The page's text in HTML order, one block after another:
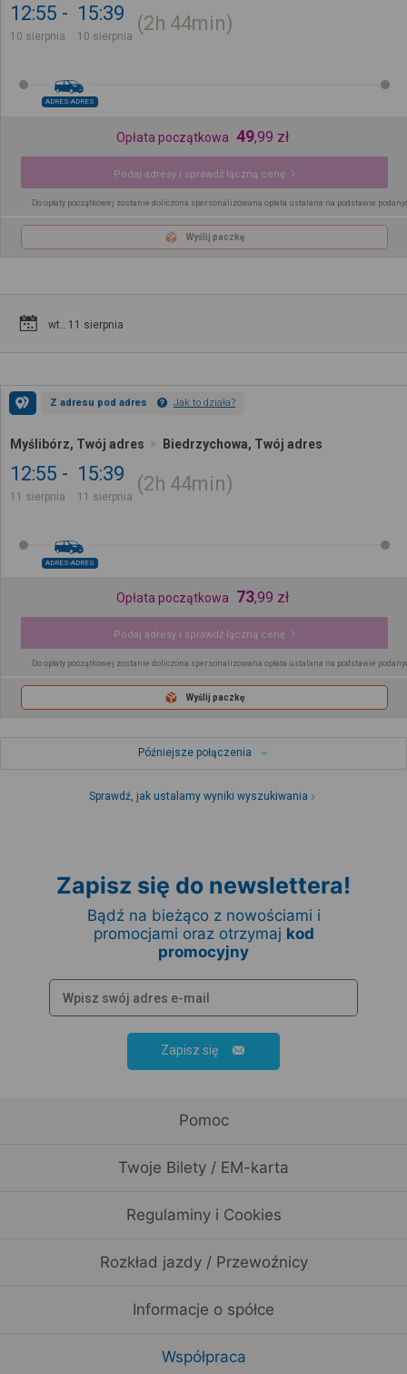
12:55
10 sierpnia
15:39
10 sierpnia
2h 44min
ADRES-ADRES
Opłata początkowa 49,99 zł
Podaj adresy i sprawdź łączną cenę
Do opłaty początkowej zostanie doliczona spersonalizowana opłata ustalana na podstawie
Wyślij paczkę
wt.. 11 sierpnia
Z adresu pod adres Jak to działa?
Myślibórz, Twój adres Biedrzychowa, Twój adres
12:55
11 sierpnia
15:39
11 sierpnia
2h 44min
ADRES-ADRES
Opłata początkowa 73,99 zł
Podaj adresy i sprawdź łączną cenę
Do opłaty początkowej zostanie doliczona spersonalizowana opłata ustalana na podstawie
Wyślij paczkę
Późniejsze połączenia
Sprawdź, jak ustalamy wyniki wyszukiwania
Zapisz się do newslettera!
Bądź na bieżąco z nowościami i
promocjami oraz otrzymaj kod
promocyjny
Zapisz się
Pomoc
Twoje Bilety / EM-karta
Regulaminy i Cookies
Rozkład jazdy / Przewoźnicy
Informacje o spółce
Współpraca